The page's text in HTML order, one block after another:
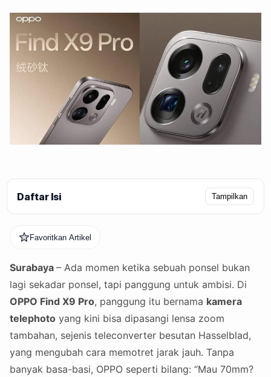
Daftar Isi Tampilkan
Favoritkan Artikel
Surabaya – Ada momen ketika sebuah ponsel bukan
lagi sekadar ponsel, tapi panggung untuk ambisi. Di
OPPO Find X9 Pro, panggung itu bernama kamera
telephoto yang kini bisa dipasangi lensa zoom
tambahan, sejenis teleconverter besutan Hasselblad,
yang mengubah cara memotret jarak jauh. Tanpa
banyak basa-basi, OPPO seperti bilang: “Mau 70mm?